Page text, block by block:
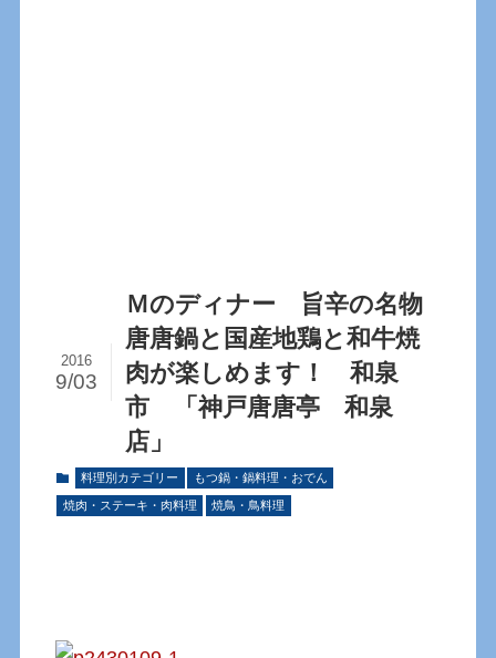
Ｍのディナー 旨辛の名物
唐唐鍋と国産地鶏と和牛焼
肉が楽しめます！ 和泉
市 「神戸唐唐亭 和泉
店」
2016
9/03
料理別カテゴリー もつ鍋・鍋料理・おでん
焼肉・ステーキ・肉料理 焼鳥・鳥料理